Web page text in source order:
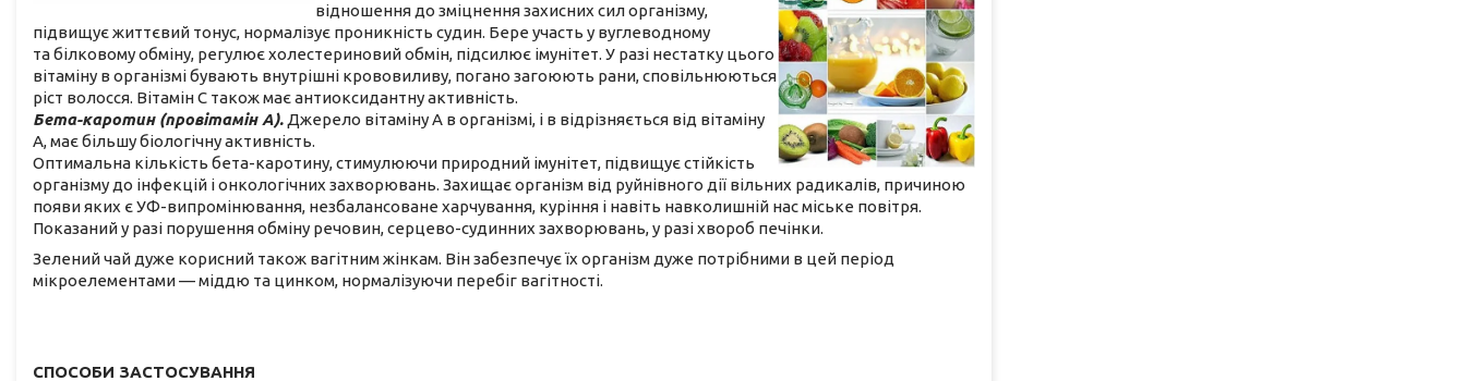
відношення до зміцнення захисних сил організму,
підвищує життєвий тонус, нормалізує проникність судин. Бере участь у вуглеводному
та білковому обміну, регулює холестериновий обмін, підсилює імунітет. У разі нестатку цього
вітаміну в організмі бувають внутрішні крововиливу, погано загоюють рани, сповільнюються
ріст волосся. Вітамін С також має антиоксидантну активність.
Бета-каротин (провітамін А). Джерело вітаміну А в організмі, і в відрізняється від вітаміну
А, має більшу біологічну активність.
Оптимальна кількість бета-каротину, стимулюючи природний імунітет, підвищує стійкість
організму до інфекцій і онкологічних захворювань. Захищає організм від руйнівного дії вільних радикалів, причиною
появи яких є УФ-випромінювання, незбалансоване харчування, куріння і навіть навколишній нас міське повітря.
Показаний у разі порушення обміну речовин, серцево-судинних захворювань, у разі хвороб печінки.
Зелений чай дуже корисний також вагітним жінкам. Він забезпечує їх організм дуже потрібними в цей період
мікроелементами — міддю та цинком, нормалізуючи перебіг вагітності.
СПОСОБИ ЗАСТОСУВАННЯ